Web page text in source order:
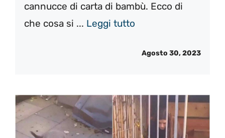
cannucce di carta di bambù. Ecco di
che cosa si ... Leggi tutto
Agosto 30, 2023